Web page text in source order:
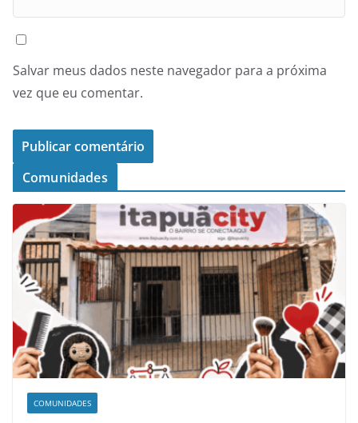
Salvar meus dados neste navegador para a próxima
vez que eu comentar.
Comunidades
COMUNIDADES